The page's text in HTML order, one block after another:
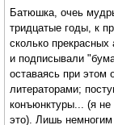
Батюшка, очеь
тридцатые годы, к
сколько
и подписывали
оставаясь при этом
литераторами;
конъюнктуры... (я не
это). Лишь